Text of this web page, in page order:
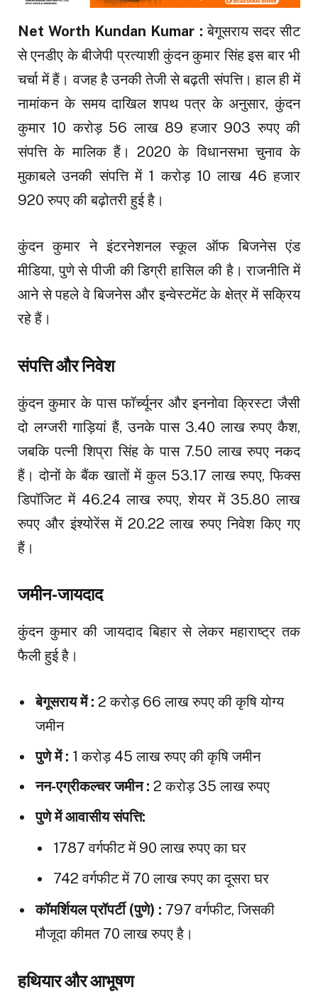
Net Worth Kundan Kumar : बेगूसराय सदर सीट
से एनडीए के बीजेपी प्रत्याशी कुंदन कुमार सिंह इस बार भी
चर्चा में हैं। वजह है उनकी तेजी से बढ़ती संपत्ति। हाल ही में
नामांकन के समय दाखिल शपथ पत्र के अनुसार, कुंदन
कुमार 10 करोड़ 56 लाख 89 हजार 903 रुपए की
संपत्ति के मालिक हैं। 2020 के विधानसभा चुनाव के
मुकाबले उनकी संपत्ति में 1 करोड़ 10 लाख 46 हजार
920 रुपए की बढ़ोतरी हुई है।
कुंदन कुमार ने इंटरनेशनल स्कूल ऑफ बिजनेस एंड
मीडिया, पुणे से पीजी की डिग्री हासिल की है। राजनीति में
आने से पहले वे बिजनेस और इन्वेस्टमेंट के क्षेत्र में सक्रिय
रहे हैं।
संपत्ति और निवेश
कुंदन कुमार के पास फॉर्च्यूनर और इननोवा क्रिस्टा जैसी
दो लग्जरी गाड़ियां हैं, उनके पास 3.40 लाख रुपए कैश,
जबकि पत्नी शिप्रा सिंह के पास 7.50 लाख रुपए नकद
हैं। दोनों के बैंक खातों में कुल 53.17 लाख रुपए, फिक्स
डिपॉजिट में 46.24 लाख रुपए, शेयर में 35.80 लाख
रुपए और इंश्योरेंस में 20.22 लाख रुपए निवेश किए गए
हैं।
जमीन-जायदाद
कुंदन कुमार की जायदाद बिहार से लेकर महाराष्ट्र तक
फैली हुई है।
बेगूसराय में : 2 करोड़ 66 लाख रुपए की कृषि योग्य
जमीन
पुणे में : 1 करोड़ 45 लाख रुपए की कृषि जमीन
नन-एग्रीकल्चर जमीन : 2 करोड़ 35 लाख रुपए
पुणे में आवासीय संपत्ति:
1787 वर्गफीट में 90 लाख रुपए का घर
742 वर्गफीट में 70 लाख रुपए का दूसरा घर
कॉमर्शियल प्रॉपर्टी (पुणे) : 797 वर्गफीट, जिसकी
मौजूदा कीमत 70 लाख रुपए है।
हथियार और आभूषण